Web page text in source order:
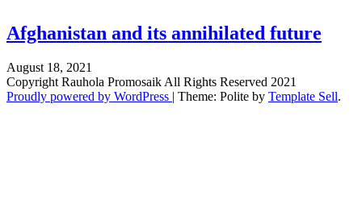
Afghanistan and its annihilated future
August 18, 2021
Copyright Rauhola Promosaik All Rights Reserved 2021
Proudly powered by WordPress | Theme: Polite by Template Sell.